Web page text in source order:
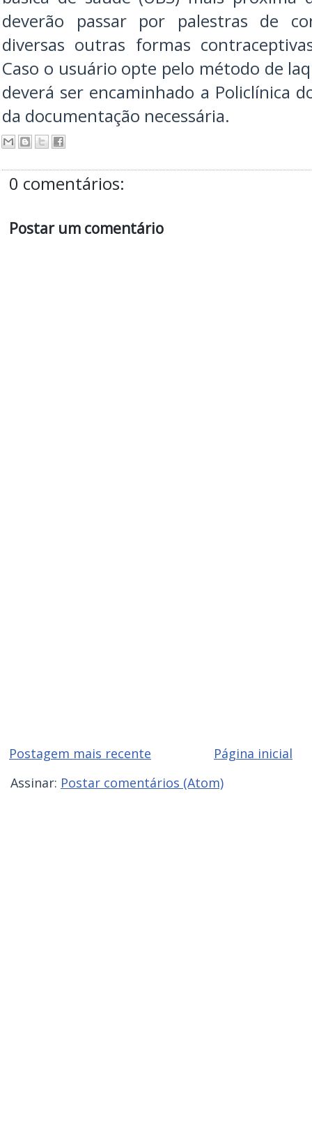
deverão passar por palestras de
diversas outras formas
Caso o usuário opte pelo método de
deverá ser encaminhado a Policlínica
da documentação necessária.
0 comentários:
Postar um comentário
Postagem mais recente
Página inicial
Assinar: Postar comentários (Atom)